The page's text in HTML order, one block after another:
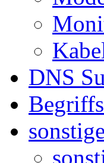
DNS